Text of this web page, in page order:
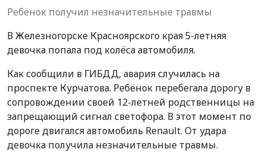
Ребёнок получил незначительные травмы
В Железногорске Красноярского края 5-летняя
девочка попала под колёса автомобиля.
Как сообщили в ГИБДД, авария случилась на
проспекте Курчатова. Ребёнок перебегала дорогу в
сопровождении своей 12-летней родственницы на
запрещающий сигнал светофора. В этот момент по
дороге двигался автомобиль Renault. От удара
девочка получила незначительные травмы.